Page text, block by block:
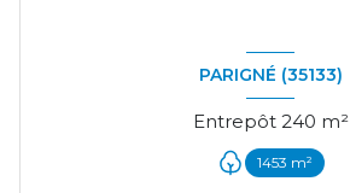
PARIGNÉ (35133)
Entrepôt 240 m²
1453 m²